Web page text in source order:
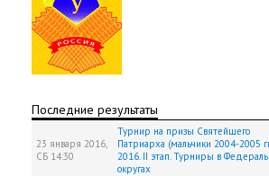
Последние результаты
23 января 2016,
СБ 14:30
Турнир на призы Святейшего
Патриарха (мальчики 2004-2005
2016. II этап. Турниры в
округах